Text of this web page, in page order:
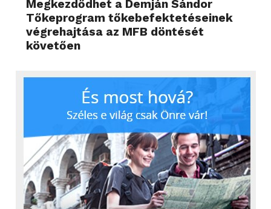
Megkezdődhet a Demján Sándor
Tőkeprogram tőkebefektetéseinek
végrehajtása az MFB döntését
követően